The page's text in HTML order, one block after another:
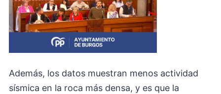
Además, los datos muestran menos actividad
sísmica en la roca más densa, y es que la